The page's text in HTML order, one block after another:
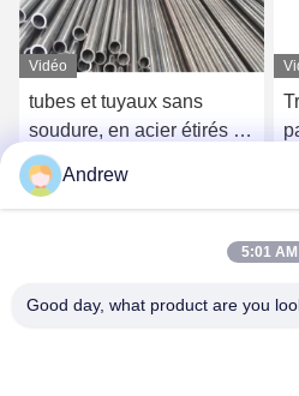
Vidéo
tubes et tuyaux sans
soudure, en acier étirés à
froid de 160mm OD, tube
d'acier de précision de
bicyclettesCausez Maintenant
Andrew
5:01 AM
Good day, what product are you